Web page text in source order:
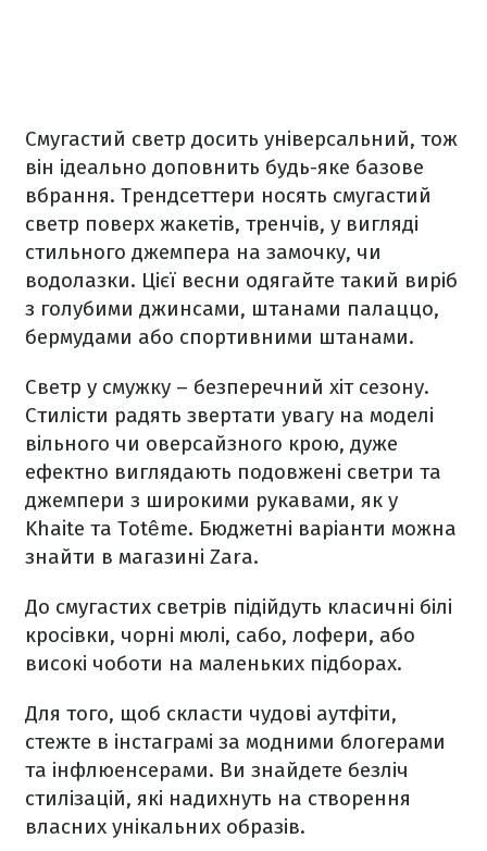
Смугастий светр досить універсальний, тож
він ідеально доповнить будь-яке базове
вбрання. Трендсеттери носять смугастий
светр поверх жакетів, тренчів, у вигляді
стильного джемпера на замочку, чи
водолазки. Цієї весни одягайте такий виріб
з голубими джинсами, штанами палаццо,
бермудами або спортивними штанами.
Светр у смужку – безперечний хіт сезону.
Стилісти радять звертати увагу на моделі
вільного чи оверсайзного крою, дуже
ефектно виглядають подовжені светри та
джемпери з широкими рукавами, як у
Khaite та Totême. Бюджетні варіанти можна
знайти в магазині Zara.
До смугастих светрів підійдуть класичні білі
кросівки, чорні мюлі, сабо, лофери, або
високі чоботи на маленьких підборах.
Для того, щоб скласти чудові аутфіти,
стежте в інстаграмі за модними блогерами
та інфлюенсерами. Ви знайдете безліч
стилізацій, які надихнуть на створення
власних унікальних образів.